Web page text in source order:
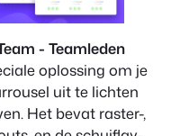
- Teamleden
oplossing om je
uit te lichten
Het bevat raster-,